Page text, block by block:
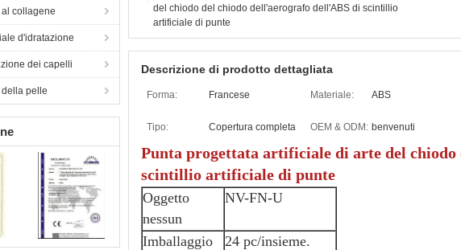
collagene
d'idratazione
dei capelli
pelle
del chiodo del chiodo dell'aerografo dell'ABS di scintillio
artificiale di punte
Descrizione di prodotto dettagliata
Forma: Francese Materiale: ABS
Tipo: Copertura completa OEM & ODM: benvenuti
Punta progettata artificiale di arte del
scintillio artificiale di punte
Oggetto
nessun
NV-FN-U
Imballaggio
24 pc/insieme.